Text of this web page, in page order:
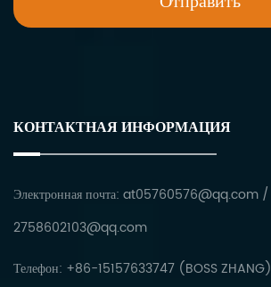
КОНТАКТНАЯ ИНФОРМАЦИЯ
Электронная почта: at05760576@qq.com /
2758602103@qq.com
Телефон: +86-15157633747 (BOSS ZHANG)